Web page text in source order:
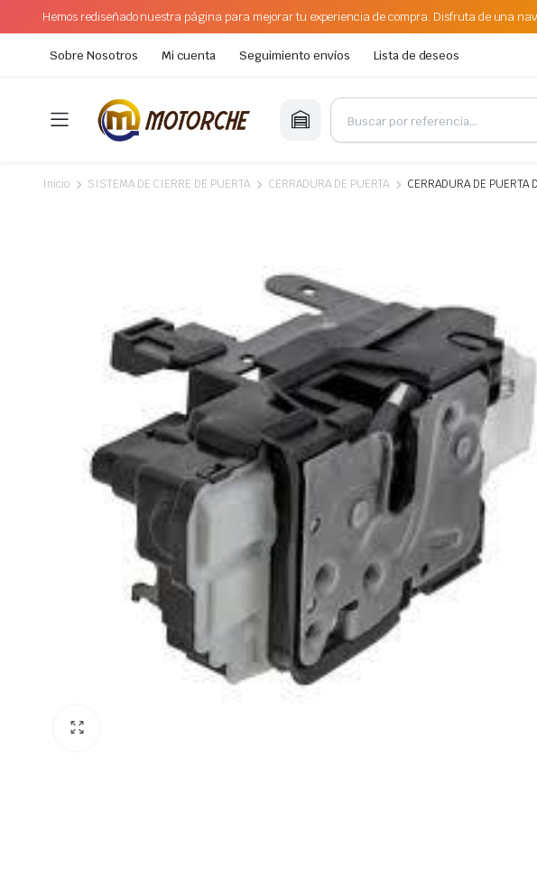
Hemos rediseñado nuestra página para mejorar tu experiencia de compra. Disfruta de una
Sobre Nosotros Mi cuenta Seguimiento envíos Lista de deseos
Inicio SISTEMA DE CIERRE DE PUERTA CERRADURA DE PUERTA CERRADURA DE